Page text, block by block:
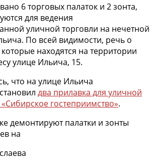
6 торговых палаток и 2 зонта,
для ведения
уличной торговли на нечетной
По всей видимости, речь о
находятся на территории
улице Ильича, 15.
что на улице Ильича
два прилавка для уличной
гостеприимство».